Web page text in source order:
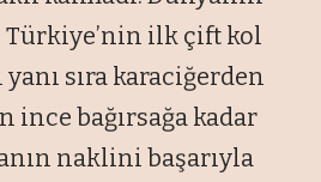
ilk çift kol
sıra karaciğerden
ince bağırsağa kadar
naklini başarıyla